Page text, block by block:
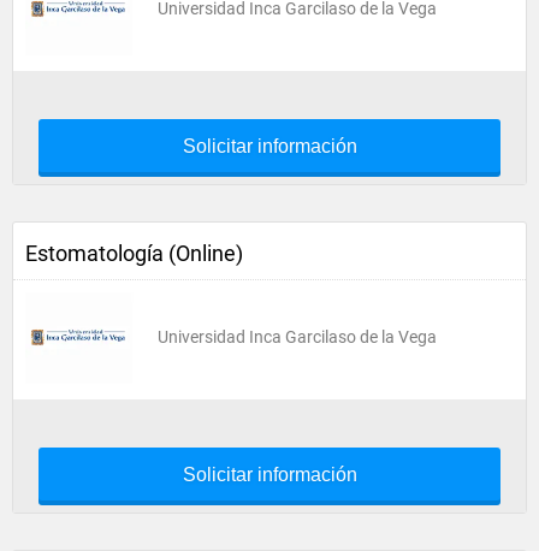
Universidad Inca Garcilaso de la Vega
Solicitar información
Estomatología (Online)
Universidad Inca Garcilaso de la Vega
Solicitar información